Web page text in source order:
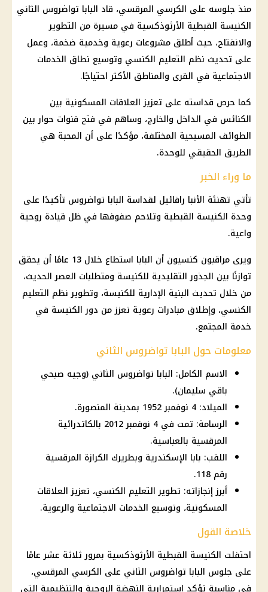
منذ جلوسه على الكرسي المرقسي، قاد البابا تواضروس الثاني
الكنيسة القبطية الأرثوذكسية في مسيرة من التطوير
والانفتاح، حيث أطلق مشروعات رعوية وخدمية ضخمة، وعمل
على تحديث نظم التعليم الكنسي وتوسيع نطاق الخدمات
الاجتماعية في القرى والمناطق الأكثر احتياجًا.
كما حرص قداسته على تعزيز العلاقات المسكونية بين
الكنائس في الداخل والخارج، وساهم في فتح قنوات حوار بين
الطوائف المسيحية المختلفة، مؤكدًا على أن المحبة هي
الطريق الحقيقي للوحدة.
ما وراء الخبر
تأتي تهنئة الأنبا رافائيل لقداسة البابا تواضروس تأكيدًا على
وحدة الكنيسة القبطية وتلاحم صفوفها في ظل قيادة روحية
واعية.
ويرى مراقبون كنسيون أن البابا استطاع خلال 13 عامًا أن يحقق
توازنًا بين الجذور التقليدية للكنيسة ومتطلبات العصر الحديث،
من خلال تحديث البنية الإدارية للكنيسة، وتطوير نظم التعليم
الكنسي، وإطلاق مبادرات رعوية تعزز من دورالكنيسة في
خدمة المجتمع.
معلومات حول البابا تواضروس الثاني
الاسم الكامل: البابا تواضروس الثاني (وجيه صبحي
باقي سليمان).
الميلاد: 4 نوفمبر 1952 بمدينة المنصورة.
الرسامة: تمت في 4 نوفمبر 2012 بالكاتدرائية
المرقسية بالعباسية.
اللقب: بابا الإسكندرية وبطريرك الكرازة المرقسية
رقم 118.
أبرز إنجازاته: تطوير التعليم الكنسي، تعزيز العلاقات
المسكونية، وتوسيع الخدمات الاجتماعية والرعوية.
خلاصة القول
احتفلت الكنيسة القبطية الأرثوذكسية بمرور ثلاثة عشر عامًا
على جلوس البابا تواضروس الثاني على الكرسي المرقسي،
في مناسبة تؤكد استمرارية النهضة الروحية والتنظيمية التي